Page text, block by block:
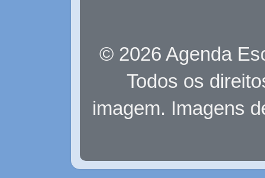
© 2026 Agenda
Todos os
imagem. Imagens